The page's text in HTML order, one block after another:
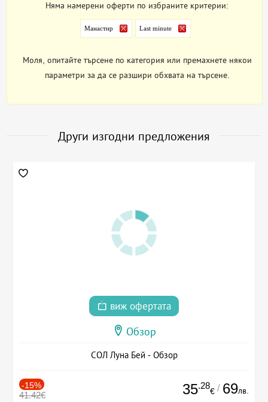
Няма намерени оферти по избраните критерии:
Манастир Last minute
Моля, опитайте търсене по категория или премахнете някои
параметри за да се разшири обхвата на търсене.
Други изгодни предложения
виж офертата
Обзор
СОЛ Луна Бей - Обзор
-15%
41.42€ 35.28
€ / 69лв.